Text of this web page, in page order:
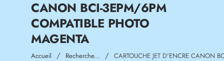
CANON BCI-3EPM/6PM
COMPATIBLE PHOTO
MAGENTA
Accueil homeRecherche... CARTOUCHE JET D'ENCRE CANON